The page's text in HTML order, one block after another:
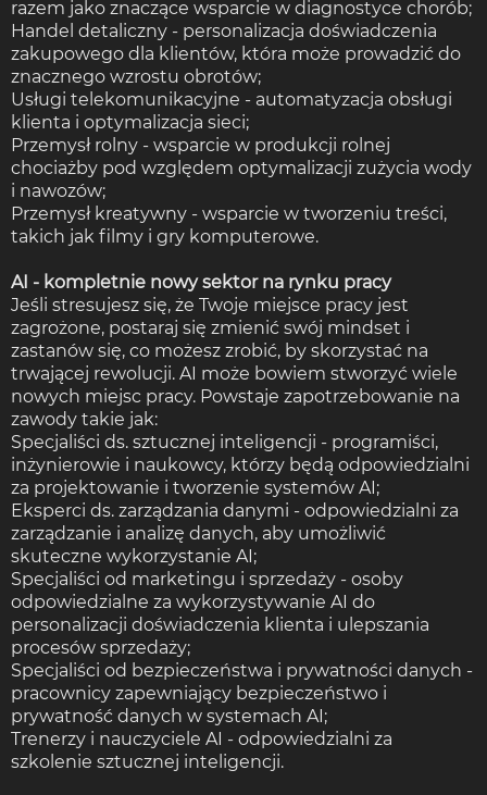
razem jako znaczące wsparcie w diagnostyce chorób;
Handel detaliczny - personalizacja doświadczenia
zakupowego dla klientów, która może prowadzić do
znacznego wzrostu obrotów;
Usługi telekomunikacyjne - automatyzacja obsługi
klienta i optymalizacja sieci;
Przemysł rolny - wsparcie w produkcji rolnej
chociażby pod względem optymalizacji zużycia wody
i nawozów;
Przemysł kreatywny - wsparcie w tworzeniu treści,
takich jak filmy i gry komputerowe.
AI - kompletnie nowy sektor na rynku pracy
Jeśli stresujesz się, że Twoje miejsce pracy jest
zagrożone, postaraj się zmienić swój mindset i
zastanów się, co możesz zrobić, by skorzystać na
trwającej rewolucji. AI może bowiem stworzyć wiele
nowych miejsc pracy. Powstaje zapotrzebowanie na
zawody takie jak:
Specjaliści ds. sztucznej inteligencji - programiści,
inżynierowie i naukowcy, którzy będą odpowiedzialni
za projektowanie i tworzenie systemów AI;
Eksperci ds. zarządzania danymi - odpowiedzialni za
zarządzanie i analizę danych, aby umożliwić
skuteczne wykorzystanie AI;
Specjaliści od marketingu i sprzedaży - osoby
odpowiedzialne za wykorzystywanie AI do
personalizacji doświadczenia klienta i ulepszania
procesów sprzedaży;
Specjaliści od bezpieczeństwa i prywatności danych -
pracownicy zapewniający bezpieczeństwo i
prywatność danych w systemach AI;
Trenerzy i nauczyciele AI - odpowiedzialni za
szkolenie sztucznej inteligencji.